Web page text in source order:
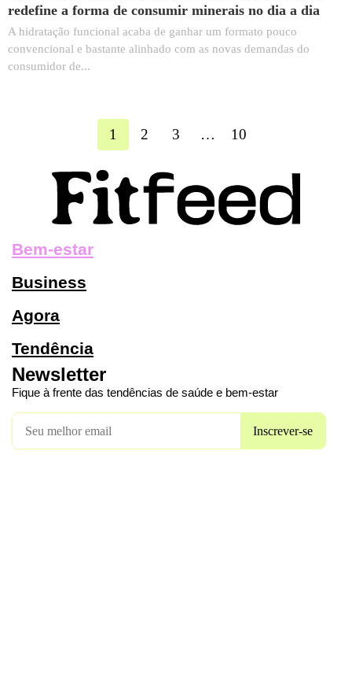
redefine a forma de consumir minerais no dia a dia
A hidratação funcional acaba de ganhar um formato pouco
convencional e bastante alinhado com as novas demandas do
consumidor de...
1 2 3 … 10
Bem-estar
Business
Agora
Tendência
Newsletter
Fique à frente das tendências de saúde e bem-estar